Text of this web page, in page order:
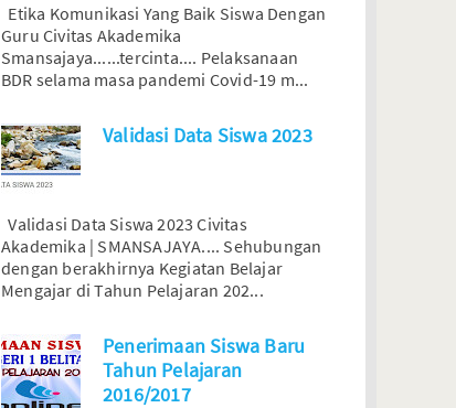
Etika Komunikasi Yang Baik Siswa Dengan
Guru Civitas Akademika
Smansajaya......tercinta.... Pelaksanaan
BDR selama masa pandemi Covid-19 m...
Validasi Data Siswa 2023
Validasi Data Siswa 2023 Civitas
Akademika | SMANSAJAYA.... Sehubungan
dengan berakhirnya Kegiatan Belajar
Mengajar di Tahun Pelajaran 202...
Penerimaan Siswa Baru
Tahun Pelajaran
2016/2017